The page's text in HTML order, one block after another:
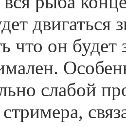
двигаться
что он
слабой